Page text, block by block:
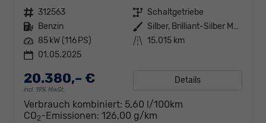
Fahrzeugnr. 312563 Getriebe Schaltgetriebe
Kraftstoff Benzin Außenfarbe
Silber, Brilliant-Silber Metallic (8E)
Leistung 85 kW (116 PS) Kilometerstand 15.015 km
01.05.2025
20.380,– €
incl. 19% MwSt.
Details
Verbrauch kombiniert: 5,60 l/100km
CO2-Emissionen: 126,00 g/km